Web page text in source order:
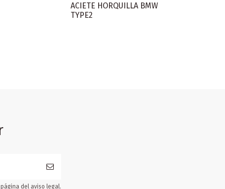
ACIETE HORQUILLA BMW
TYPE2
del aviso legal.